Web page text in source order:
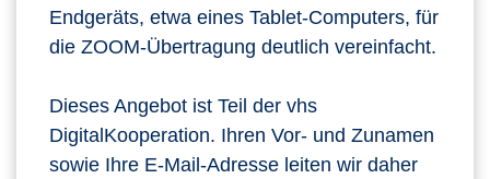
Endgeräts, etwa eines Tablet-Computers, für
die ZOOM-Übertragung deutlich vereinfacht.
Dieses Angebot ist Teil der vhs
DigitalKooperation. Ihren Vor- und Zunamen
sowie Ihre E-Mail-Adresse leiten wir daher